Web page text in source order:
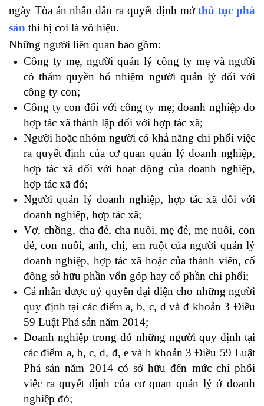
ngày Tòa án nhân dân ra quyết định mởthủ tục phá
sản thì bị coi là vô hiệu.
Những người liên quan bao gồm:
Công ty mẹ, người quản lý công ty mẹ và người
có thẩm quyền bổ nhiệm người quản lý đối với
công ty con;
Công ty con đối với công ty mẹ; doanh nghiệp do
hợp tác xã thành lập đối với hợp tác xã;
Người hoặc nhóm người có khả năng chi phối việc
ra quyết định của cơ quan quản lý doanh nghiệp,
hợp tác xã đối với hoạt động của doanh nghiệp,
hợp tác xã đó;
Người quản lý doanh nghiệp, hợp tác xã đối với
doanh nghiệp, hợp tác xã;
Vợ, chồng, cha đẻ, cha nuôi, mẹ đẻ, mẹ nuôi, con
đẻ, con nuôi, anh, chị, em ruột của người quản lý
doanh nghiệp, hợp tác xã hoặc của thành viên, cổ
đông sở hữu phần vốn góp hay cổ phần chi phối;
Cá nhân được uỷ quyền đại diện cho những người
quy định tại các điểm a, b, c, d và đ khoản 3 Điều
59 Luật Phá sản năm 2014;
Doanh nghiệp trong đó những người quy định tại
các điểm a, b, c, d, đ, e và h khoản 3 Điều 59 Luật
Phá sản năm 2014 có sở hữu đến mức chi phối
việc ra quyết định của cơ quan quản lý ở doanh
nghiệp đó;